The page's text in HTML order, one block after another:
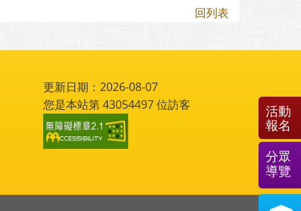
回列表
更新日期：2026-08-07
您是本站第43054497位訪客
活動
報名
分眾
導覽